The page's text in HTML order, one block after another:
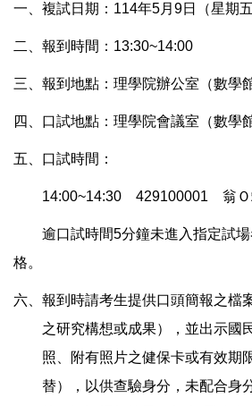
一、複試日期：114年5月9日（星期五
二、報到時間：13:30~14:00
三、報到地點：理學院辦公室（數學
四、口試地點：理學院會議室（數學
五、口試時間：
14:00~14:30 429100001 翁Ｏ
逾口試時間5分鐘未進入指定試
格。
六、報到時請考生提供口頭簡報之檔
之研究構想或成果），並出示國
照、附有照片之健保卡或有效期
替），以供查驗身分，未配合身